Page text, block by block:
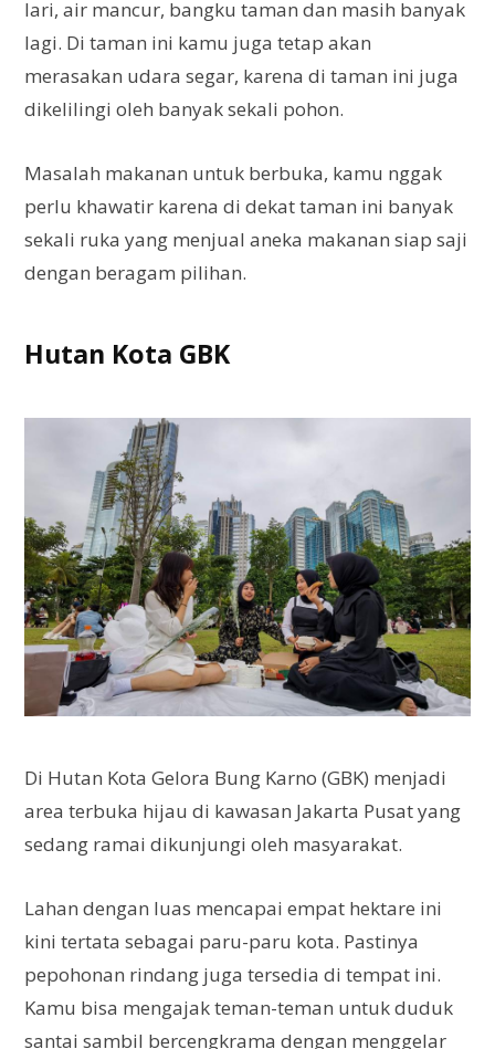
lari, air mancur, bangku taman dan masih banyak
lagi. Di taman ini kamu juga tetap akan
merasakan udara segar, karena di taman ini juga
dikelilingi oleh banyak sekali pohon.
Masalah makanan untuk berbuka, kamu nggak
perlu khawatir karena di dekat taman ini banyak
sekali ruka yang menjual aneka makanan siap saji
dengan beragam pilihan.
Hutan Kota GBK
Di Hutan Kota Gelora Bung Karno (GBK) menjadi
area terbuka hijau di kawasan Jakarta Pusat yang
sedang ramai dikunjungi oleh masyarakat.
Lahan dengan luas mencapai empat hektare ini
kini tertata sebagai paru-paru kota. Pastinya
pepohonan rindang juga tersedia di tempat ini.
Kamu bisa mengajak teman-teman untuk duduk
santai sambil bercengkrama dengan menggelar